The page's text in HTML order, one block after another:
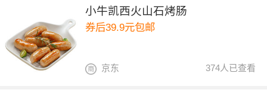
小牛凯西火山石烤肠
券后39.9元包邮
374人已查看
京东